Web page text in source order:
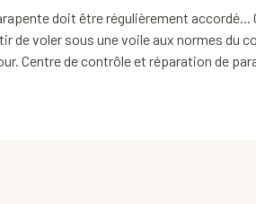
doit être régulièrement accordé...
de voler sous une voile aux normes du
Centre de contrôle et réparation de